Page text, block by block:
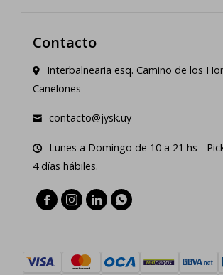
Contacto
Interbalnearia esq. Camino de los
Canelones
contacto@jysk.uy
Lunes a Domingo de 10 a 21 hs -
4 días hábiles.
   